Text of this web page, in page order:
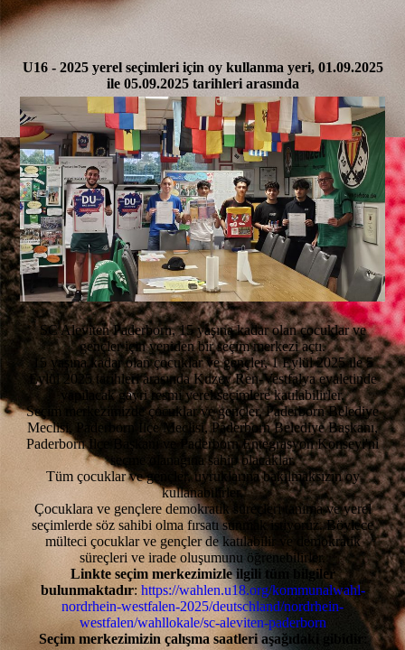
U16 - 2025 yerel seçimleri için oy kullanma yeri, 01.09.2025
ile 05.09.2025 tarihleri arasında
SC Aleviten Paderborn, 15 yaşına kadar olan çocuklar ve
gençler için yeniden bir seçim merkezi açtı.
15 yaşına kadar olan çocuklar ve gençler, 1 Eylül 2025 ile 5
Eylül 2025 tarihleri arasında Kuzey Ren-Vestfalya eyaletinde
yapılacak gayri resmi yerel seçimlere katılabilirler.
Seçim merkezimizde çocuklar ve gençler, Paderborn Belediye
Meclisi, Paderborn İlçe Meclisi, Paderborn Belediye Başkanı,
Paderborn İlçe Başkanı ve Paderborn Entegrasyon Konseyi'ni
seçme olanağına sahip olacaklar.
Tüm çocuklar ve gençler, uyruklarına bakılmaksızın oy
kullanabilirler.
Çocuklara ve gençlere demokratik süreçleri tanıma ve yerel
seçimlerde söz sahibi olma fırsatı sunmak istiyoruz. Böylece
mülteci çocuklar ve gençler de katılabilir ve demokratik
süreçleri ve irade oluşumunu öğrenebilirler.
Linkte seçim merkezimizle ilgili tüm bilgiler
bulunmaktadır: https://wahlen.u18.org/kommunalwahl-
nordrhein-westfalen-2025/deutschland/nordrhein-
westfalen/wahllokale/sc-aleviten-paderborn
Seçim merkezimizin çalışma saatleri aşağıdaki gibidir